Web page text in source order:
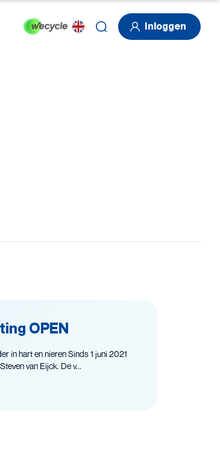
Inloggen
OPEN
in hart en nieren Sinds 1 juni 2021
van Eijck. De v...